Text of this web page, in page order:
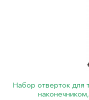
Набор отверток для